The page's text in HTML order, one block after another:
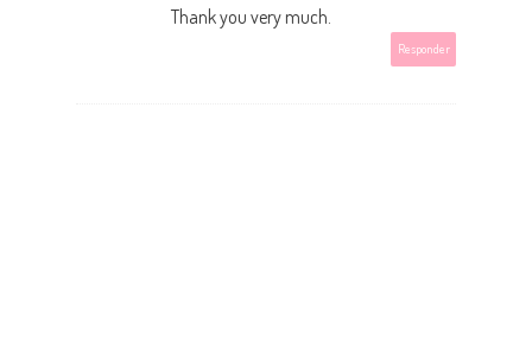
Thank you very much.
Responder